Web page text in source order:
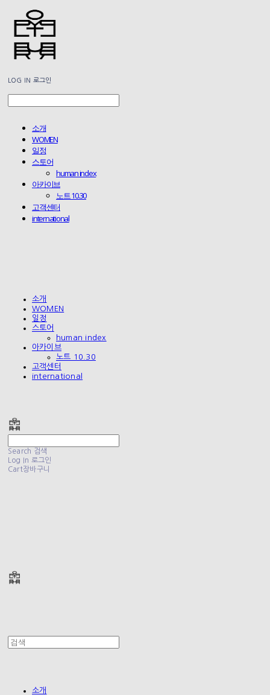
LOG IN 로그인
소개
WOMEN
일정
스토어
human index
아카이브
노트 10.30
고객센터
international
소개
WOMEN
일정
스토어
human index
아카이브
노트 10.30
고객센터
international
Search 검색
Log In 로그인
Cart장바구니
소개